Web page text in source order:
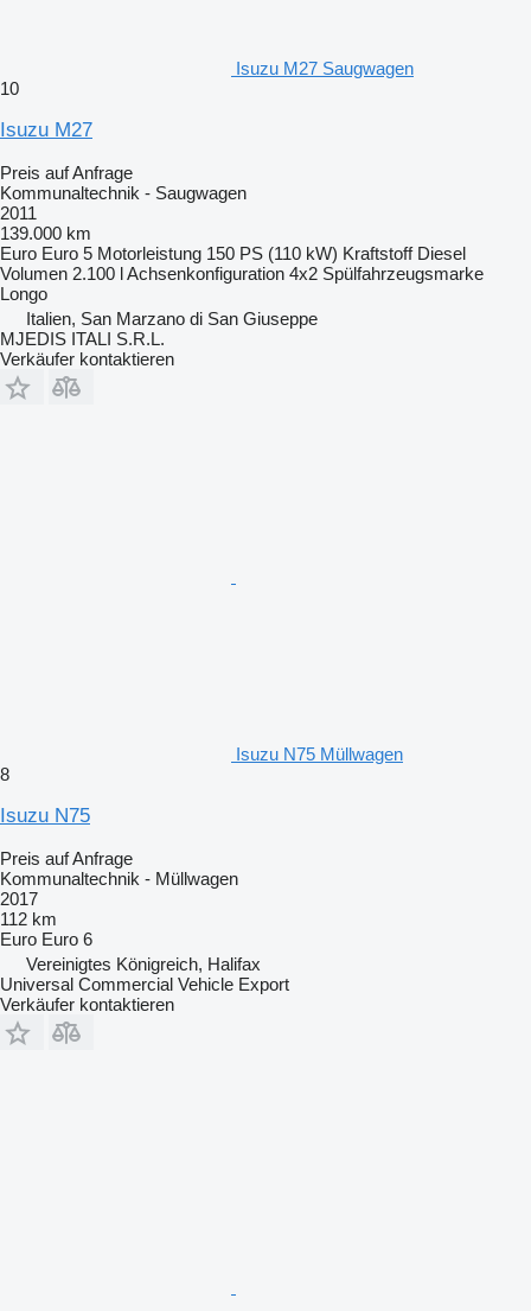
Isuzu M27 Saugwagen
10
Isuzu M27
Preis auf Anfrage
Kommunaltechnik - Saugwagen
2011
139.000 km
Euro Euro 5 Motorleistung 150 PS (110 kW) Kraftstoff Diesel
Volumen 2.100 lAchsenkonfiguration 4x2 Spülfahrzeugsmarke
Longo
Italien, San Marzano di San Giuseppe
MJEDIS ITALI S.R.L.
Verkäufer kontaktieren
Isuzu N75 Müllwagen
8
Isuzu N75
Preis auf Anfrage
Kommunaltechnik - Müllwagen
2017
112 km
Euro Euro 6
Vereinigtes Königreich, Halifax
Universal Commercial Vehicle Export
Verkäufer kontaktieren